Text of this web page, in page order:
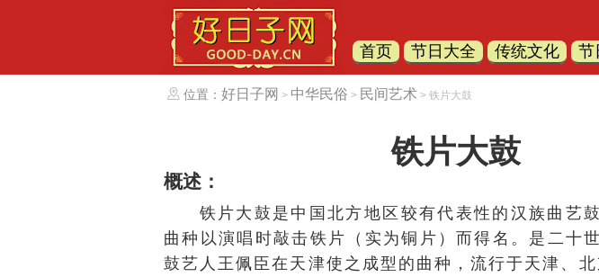
首页 节日大全 传统文化 节
位置： 好日子网 > 中华民俗 > 民间艺术 > 铁片大鼓
铁片大鼓
概述：
铁片大鼓是中国北方地区较有代表性的汉族曲艺
曲种以演唱时敲击铁片（实为铜片）而得名。是二十
鼓艺人王佩臣在天津使之成型的曲种，流行于天津、